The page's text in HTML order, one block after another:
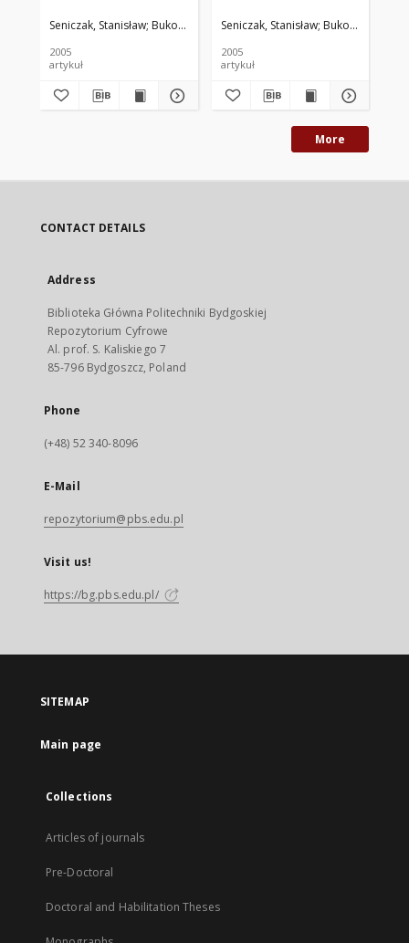
brzegiem jeziora
lobeliowego Małe
Seniczak, Stanisław Bukowski, Grzegorz Bukowska, Hanna Seniczak,
2005
artykuł
jeziorem lobeliowym
Wielkie Gacno
Seniczak, Stanisław Bukowski,
2005
artykuł
More
CONTACT DETAILS
Address
Biblioteka Główna Politechniki Bydgoskiej
Repozytorium Cyfrowe
Al. prof. S. Kaliskiego 7
85-796 Bydgoszcz, Poland
Phone
(+48) 52 340-8096
E-Mail
repozytorium@pbs.edu.pl
Visit us!
https://bg.pbs.edu.pl/
SITEMAP
Main page
Collections
Articles of journals
Pre-Doctoral
Doctoral and Habilitation Theses